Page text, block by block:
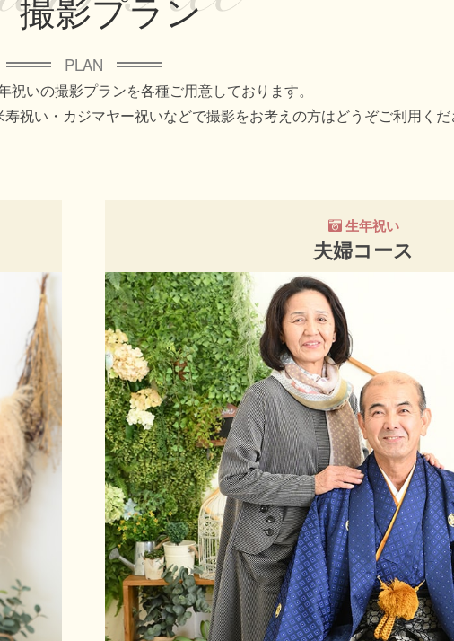
PLAN
祝いの撮影プランを各種ご用意しております。
祝い・カジマヤー祝いなどで撮影をお考えの方はどうぞご利用くだ
生年祝い
夫婦コース